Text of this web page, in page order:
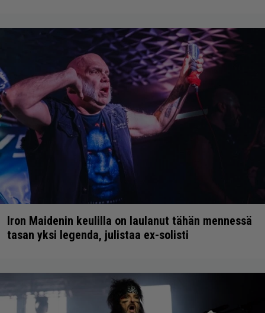
Iron Maidenin keulilla on laulanut tähän mennessä
tasan yksi legenda, julistaa ex-solisti